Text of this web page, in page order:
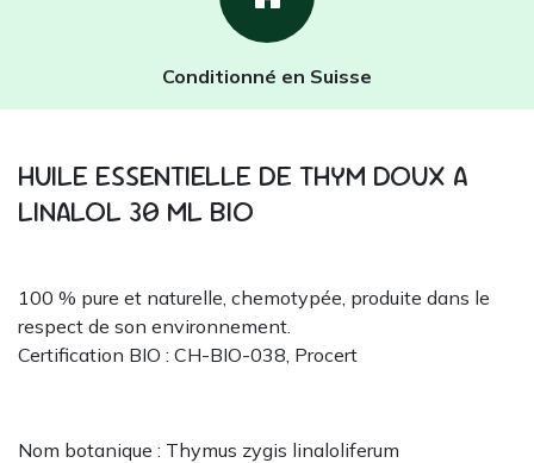
Conditionné en Suisse
HUILE ESSENTIELLE DE THYM DOUX A
LINALOL 30 ML BIO
100 % pure et naturelle, chemotypée, produite dans le
respect de son environnement.
Certification BIO : CH-BIO-038, Procert
Nom botanique : Thymus zygis linaloliferum